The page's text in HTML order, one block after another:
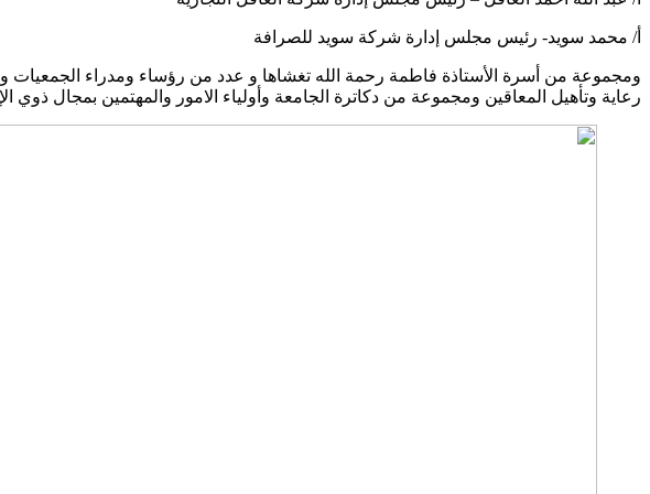
أ/ محمد سويد- رئيس مجلس إدارة شركة سويد للصرافة
ومجموعة من أسرة الأستاذة فاطمة رحمة الله تغشاها و عدد من رؤساء ومدراء الجمعيات
رعاية وتأهيل المعاقين ومجموعة من دكاترة الجامعة وأولياء الامور والمهتمين بمجال ذوي